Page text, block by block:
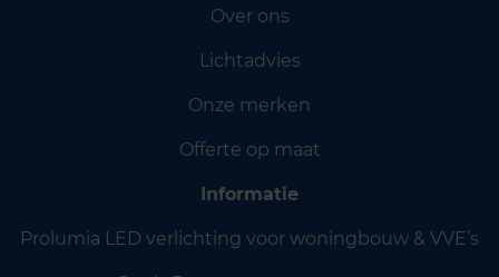
Over ons
Lichtadvies
Onze merken
Offerte op maat
Informatie
Prolumia LED verlichting voor woningbouw & VVE’s